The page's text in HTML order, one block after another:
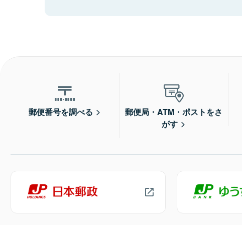
郵便番号を調べる
郵便局・ATM・ポストをさ
がす